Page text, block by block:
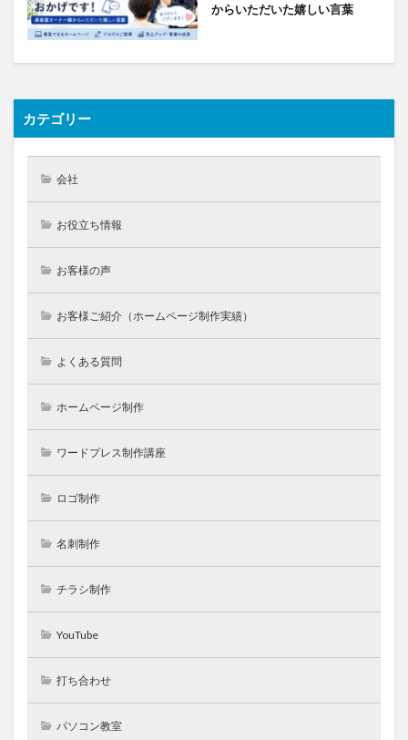
からいただいた嬉しい言葉
カテゴリー
会社
お役立ち情報
お客様の声
お客様ご紹介（ホームページ制作実績）
よくある質問
ホームページ制作
ワードプレス制作講座
ロゴ制作
名刺制作
チラシ制作
YouTube
打ち合わせ
パソコン教室